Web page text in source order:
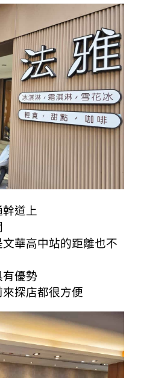
道上
華高中站的距離也不
有優勢
探店都很方便